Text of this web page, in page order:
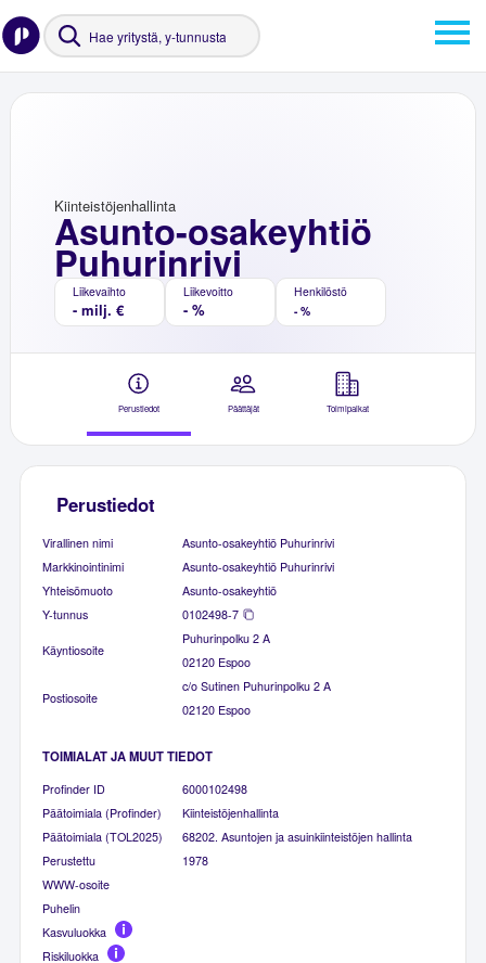
Asunto-osakeyhtiö
Puhurinrivi
Kiinteistöjenhallinta
Liikevaihto
- milj. €
Liikevoitto
- %
Henkilöstö
- %
Perustiedot Päättäjät Toimipaikat
Perustiedot
Virallinen nimi
Asunto-osakeyhtiö Puhurinrivi
Markkinointinimi
Asunto-osakeyhtiö Puhurinrivi
Yhteisömuoto
Asunto-osakeyhtiö
Y-tunnus
0102498-7
Käyntiosoite
Puhurinpolku 2 A
02120 Espoo
Postiosoite
c/o Sutinen Puhurinpolku 2 A
02120 Espoo
TOIMIALAT JA MUUT TIEDOT
Profinder ID
6000102498
Päätoimiala (Profinder)
Kiinteistöjenhallinta
Päätoimiala (TOL2025)
68202. Asuntojen ja asuinkiinteistöjen hallinta
Perustettu
1978
WWW-osoite
Puhelin
Kasvuluokka
Riskiluokka